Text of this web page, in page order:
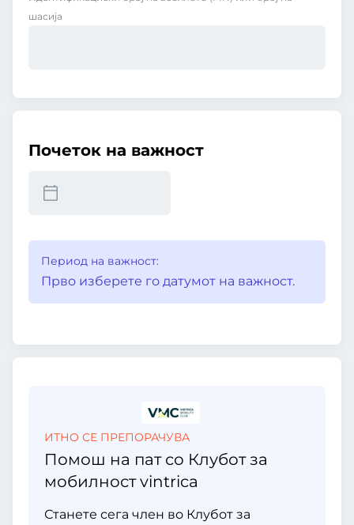
шасија
Почеток на важност
Период на важност:
Прво изберете го датумот на важност.
ИТНО СЕ ПРЕПОРАЧУВА
Помош на пат со Клубот за
мобилност vintrica
Станете сега член во Клубот за